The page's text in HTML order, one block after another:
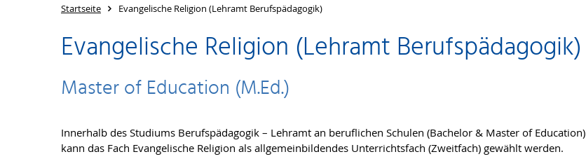
Startseite Evangelische Religion (Lehramt Berufspädagogik)
Evangelische Religion (Lehramt Berufspädagogik)
Master of Education (M.Ed.)
Innerhalb des Studiums Berufspädagogik – Lehramt an beruflichen Schulen (Bachelor & Master of Education)
kann das Fach Evangelische Religion als allgemeinbildendes Unterrichtsfach (Zweitfach) gewählt werden.